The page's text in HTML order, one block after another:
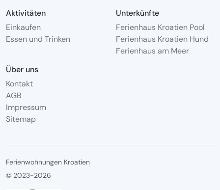
Aktivitäten
Einkaufen
Essen und Trinken
Unterkünfte
Ferienhaus Kroatien Pool
Ferienhaus Kroatien Hund
Ferienhaus am Meer
Über uns
Kontakt
AGB
Impressum
Sitemap
Ferienwohnungen Kroatien
© 2023-2026